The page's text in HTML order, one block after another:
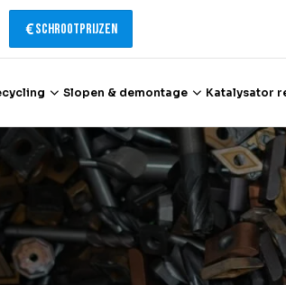
Schrootprijzen
Slopen & demontage Katalysator